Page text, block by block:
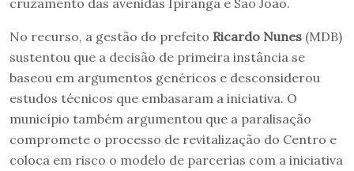
No recurso, a gestão do prefeito Ricardo Nunes (MDB)
sustentou que a decisão de primeira instância se
baseou em argumentos genéricos e desconsiderou
estudos técnicos que embasaram a iniciativa. O
município também argumentou que a paralisação
compromete o processo de revitalização do Centro e
coloca em risco o modelo de parcerias com a iniciativa